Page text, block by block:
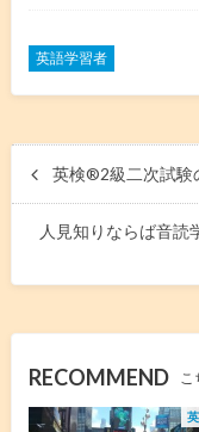
英語学習者
英検®︎2級二次試験
人見知りならば音読
RECOMMEND こ